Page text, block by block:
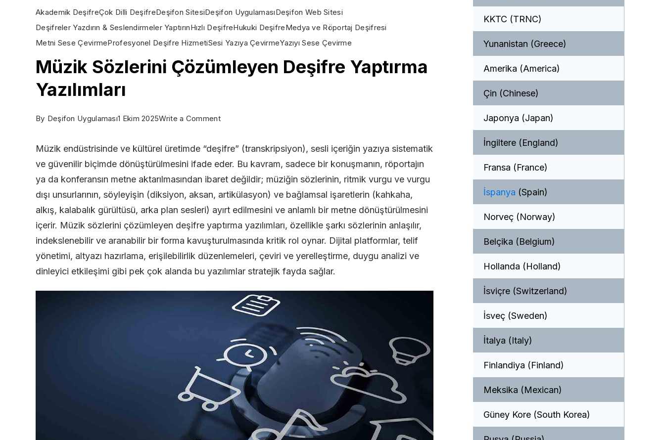
Akademik DeşifreÇok Dilli DeşifreDeşifon SitesiDeşifon UygulamasıDeşifon Web Sitesi
Deşifreler Yazdırın & Seslendirmeler YaptırınHızlı DeşifreHukuki DeşifreMedya ve Röportaj Deşifresi
Metni Sese ÇevirmeProfesyonel Deşifre HizmetiSesi Yazıya ÇevirmeYazıyı Sese Çevirme
Müzik Sözlerini Çözümleyen Deşifre Yaptırma
Yazılımları
By Deşifon Uygulaması1 Ekim 2025Write a Commenton
Sözlerini
Çözümleyen
Deşifre
Yaptırma
Yazılımları
Müzik endüstrisinde ve kültürel üretimde “deşifre” (transkripsiyon), sesli içeriğin yazıya sistematik
ve güvenilir biçimde dönüştürülmesini ifade eder. Bu kavram, sadece bir konuşmanın, röportajın
ya da konferansın metne aktarılmasından ibaret değildir; müziğin sözlerinin, ritmik vurgu ve vurgu
dışı unsurlarının, söyleyişin (diksiyon, aksan, artikülasyon) ve bağlamsal işaretlerin (kahkaha,
alkış, kalabalık gürültüsü, arka plan sesleri) ayırt edilmesini ve anlamlı bir metne dönüştürülmesini
içerir. Müzik sözlerini çözümleyen deşifre yaptırma yazılımları, özellikle şarkı sözlerinin anlaşılır,
indekslenebilir ve aranabilir bir forma kavuşturulmasında kritik rol oynar. Dijital platformlar, telif
yönetimi, altyazı hazırlama, erişilebilirlik düzenlemeleri, çeviri ve yerelleştirme, duygu analizi ve
dinleyici etkileşimi gibi pek çok alanda bu yazılımlar stratejik fayda sağlar.
KKTC (TRNC)
Yunanistan (Greece)
Amerika (America)
Çin (Chinese)
Japonya (Japan)
İngiltere (England)
Fransa (France)
İspanya (Spain)
Norveç (Norway)
Belçika (Belgium)
Hollanda (Holland)
İsviçre (Switzerland)
İsveç (Sweden)
İtalya (Italy)
Finlandiya (Finland)
Meksika (Mexican)
Güney Kore (South Korea)